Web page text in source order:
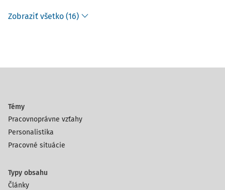
Zobraziť všetko (16)
Témy
Pracovnoprávne vzťahy
Personalistika
Pracovné situácie
Typy obsahu
Články